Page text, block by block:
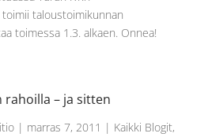
taloustoimikunnan
toimessa 1.3. alkaen. Onnea!
rahoilla – ja sitten
| marras 7, 2011 | Kaikki Blogit,